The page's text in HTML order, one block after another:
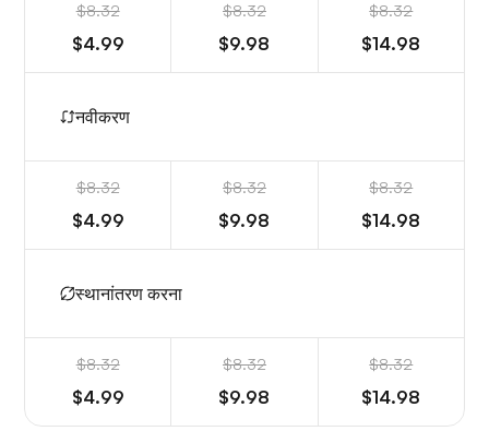
$8.32
$4.99
$8.32
$9.98
$8.32
$14.98
नवीकरण
$8.32
$4.99
$8.32
$9.98
$8.32
$14.98
स्थानांतरण करना
$8.32
$4.99
$8.32
$9.98
$8.32
$14.98